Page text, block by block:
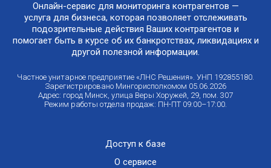
Онлайн-сервис для мониторинга контрагентов —
услуга для бизнеса, которая позволяет отслеживать
подозрительные действия Ваших контрагентов и
помогает быть в курсе об их банкротствах, ликвидациях и
другой полезной информации.
Частное унитарное предприятие «ЛНС Решения». УНП 192855180.
Зарегистрировано Мингорисполкомом 05.06.2026
Адрес: город Минск, улица Веры Хоружей, 29, пом. 307
Режим работы отдела продаж: ПН-ПТ 09:00–17:00.
Доступ к базе
О сервисе